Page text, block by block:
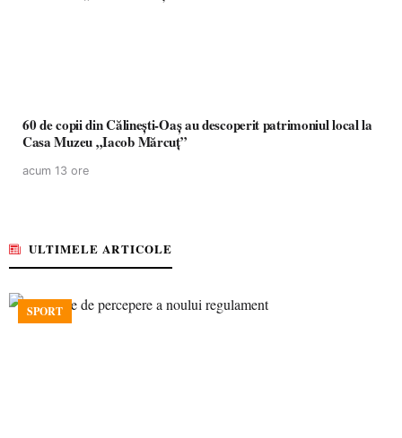
60 de copii din Călinești-Oaș au descoperit patrimoniul local la
Casa Muzeu „Iacob Mărcuț”
acum 13 ore
ULTIMELE ARTICOLE
SPORT